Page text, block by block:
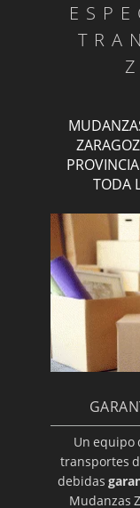
TODA
Un equipo
transportes
debidas
Mudanzas